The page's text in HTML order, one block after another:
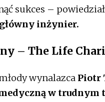
sukces – powiedział
inżynier.
– The Life
wynalazca Piotr
w trudnym